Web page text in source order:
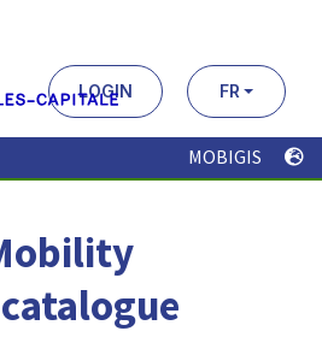
LOGIN FR
MOBIGIS